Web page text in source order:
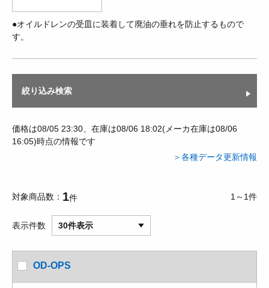
●オイルドレンの受皿に装着して廃油の垂れを防止するもので
す。
絞り込み検索
価格は08/05 23:30、在庫は08/06 18:02(メーカ在庫は08/06
16:05)時点の情報です
＞各種データ更新情報
対象商品数 1件 1～1件
表示件数 30件表示
OD-OPS